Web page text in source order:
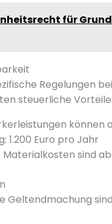
für
Regelungen
steuerliche Vorteile:
können
1.200 Euro pro Jahr
sind
Geltendmachung